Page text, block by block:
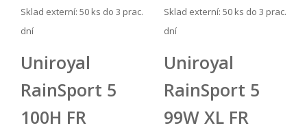
Sklad externí: 50 ks do 3 prac.
dní
Sklad externí: 50 ks do 3 prac.
dní
Uniroyal
RainSport 5
100H FR
Uniroyal
RainSport 5
99W XL FR